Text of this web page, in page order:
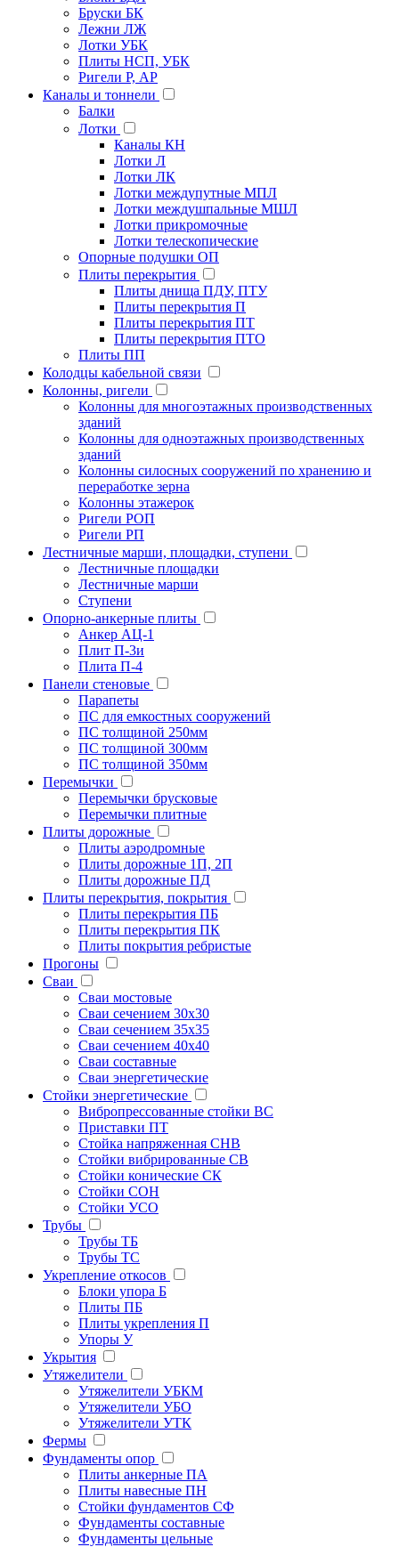
Бруски БК
Лежни ЛЖ
Лотки УБК
Плиты НСП, УБК
Ригели Р, АР
Каналы и тоннели
Балки
Лотки
Каналы КН
Лотки Л
Лотки ЛК
Лотки междупутные МПЛ
Лотки междушпальные МШЛ
Лотки прикромочные
Лотки телескопические
Опорные подушки ОП
Плиты перекрытия
Плиты днища ПДУ, ПТУ
Плиты перекрытия П
Плиты перекрытия ПТ
Плиты перекрытия ПТО
Плиты ПП
Колодцы кабельной связи
Колонны, ригели
Колонны для многоэтажных производственных
зданий
Колонны для одноэтажных производственных
зданий
Колонны силосных сооружений по хранению и
переработке зерна
Колонны этажерок
Ригели РОП
Ригели РП
Лестничные марши, площадки, ступени
Лестничные площадки
Лестничные марши
Ступени
Опорно-анкерные плиты
Анкер АЦ-1
Плит П-3и
Плита П-4
Панели стеновые
Парапеты
ПС для емкостных сооружений
ПС толщиной 250мм
ПС толщиной 300мм
ПС толщиной 350мм
Перемычки
Перемычки брусковые
Перемычки плитные
Плиты дорожные
Плиты аэродромные
Плиты дорожные 1П, 2П
Плиты дорожные ПД
Плиты перекрытия, покрытия
Плиты перекрытия ПБ
Плиты перекрытия ПК
Плиты покрытия ребристые
Прогоны
Сваи
Сваи мостовые
Сваи сечением 30х30
Сваи сечением 35х35
Сваи сечением 40х40
Сваи составные
Сваи энергетические
Стойки энергетические
Вибропрессованные стойки ВС
Приставки ПТ
Стойка напряженная СНВ
Стойки вибрированные СВ
Стойки конические СК
Стойки СОН
Стойки УСО
Трубы
Трубы ТБ
Трубы ТС
Укрепление откосов
Блоки упора Б
Плиты ПБ
Плиты укрепления П
Упоры У
Укрытия
Утяжелители
Утяжелители УБКМ
Утяжелители УБО
Утяжелители УТК
Фермы
Фундаменты опор
Плиты анкерные ПА
Плиты навесные ПН
Стойки фундаментов СФ
Фундаменты составные
Фундаменты цельные